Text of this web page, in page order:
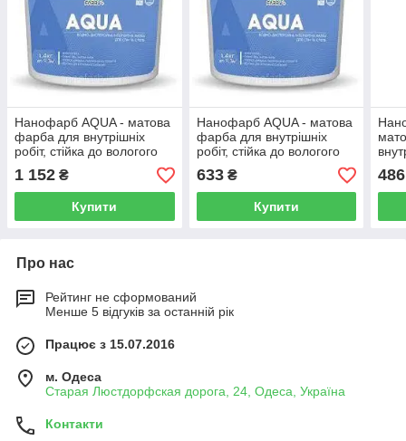
Нанофарб AQUA - матова
фарба для внутрішніх
робіт, стійка до вологого
прибирання. — 14 кг
1 152 ₴
Купити
Нанофарб AQUA - матова
фарба для внутрішніх
робіт, стійка до вологого
прибирання. - 7 кг
633₴
Купити
486
Про нас
Рейтинг не сформований
Менше 5 відгуків за останній рік
Працює з 15.07.2016
м. Одеса
Старая Люстдорфская дорога, 24, Одеса, Україна
Контакти